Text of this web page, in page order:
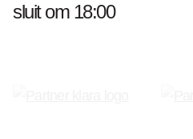
sluit om 18:00